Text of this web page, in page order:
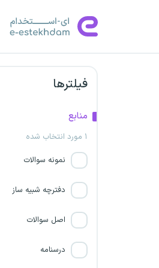
فیلترها
منابع
۱ مورد انتخاب شده
نمونه سوالات
دفترچه شبیه ساز
اصل سوالات
درسنامه
دانشگاه علوم
استخدام شرکت حدید
توسن سمنگان
شرکت همیار